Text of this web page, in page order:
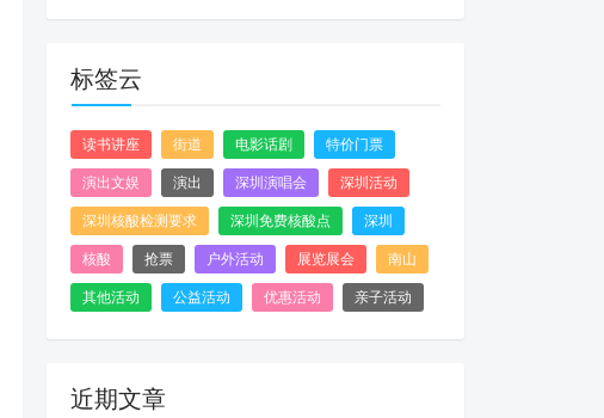
标签云
读书讲座 街道 电影话剧
特价门票
演出文娱
演出 深圳演唱会
深圳活动
深圳核酸检测要求
深圳免费核酸点
深圳
核酸
抢票 户外活动 展览展会
南山
其他活动
公益活动 优惠活动 亲子活动
近期文章